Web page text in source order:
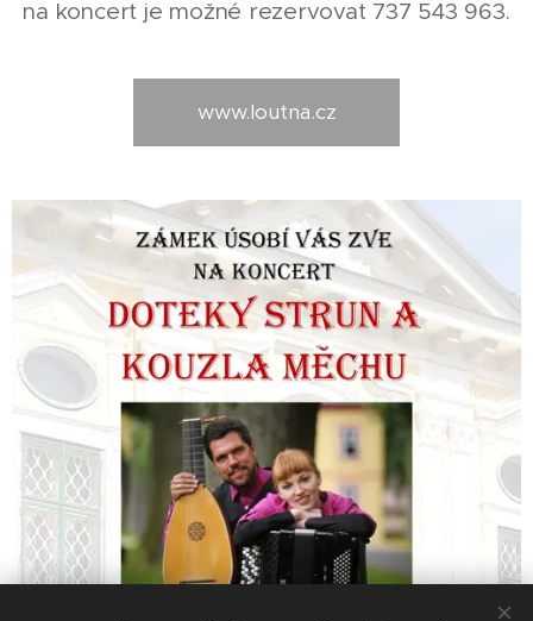
na koncert je možné rezervovat 737 543 963.
www.loutna.cz